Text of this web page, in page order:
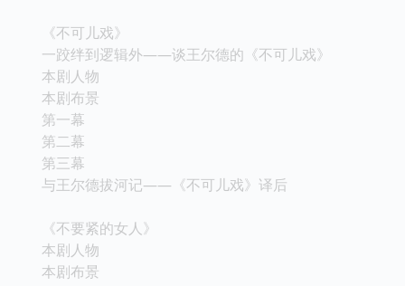
《不可儿戏》
一跤绊到逻辑外——谈王尔德的《不可儿戏》
本剧人物
本剧布景
第一幕
第二幕
第三幕
与王尔德拔河记——《不可儿戏》译后
《不要紧的女人》
本剧人物
本剧布景